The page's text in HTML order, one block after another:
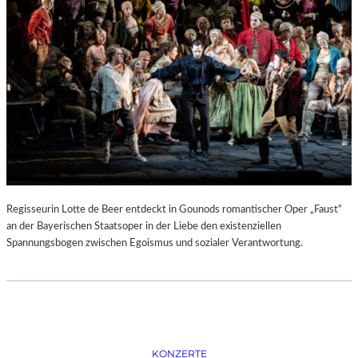
–
K
Ü
N
S
T
L
E
R
,
T
M
Regisseurin Lotte de Beer entdeckt in Gounods romantischer Oper „Faust“
an der Bayerischen Staatsoper in der Liebe den existenziellen
Spannungsbogen zwischen Egoismus und sozialer Verantwortung.
KONZERTE